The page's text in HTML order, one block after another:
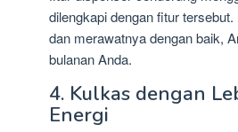
dilengkapi dengan fitur
dan merawatnya dengan baik,
bulanan Anda.
4. Kulkas dengan
Energi